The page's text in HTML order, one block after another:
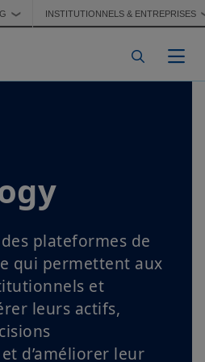
❯ INSTITUTIONNELS & ENTREPRISES
plateformes de
qui permettent aux
et
leurs actifs,
d’améliorer leur